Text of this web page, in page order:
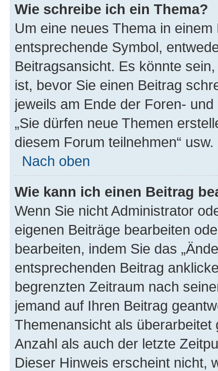
Wie schreibe ich ein Thema?
Um eine neues Thema in
entsprechende Symbol,
Beitragsansicht. Es könnte
ist, bevor Sie einen Beitrag
jeweils am Ende der Foren-
„Sie dürfen neue Themen
diesem Forum teilnehmen“ usw.
Nach oben
Wie kann ich einen Beitrag
Wenn Sie nicht Administrator
eigenen Beiträge bearbeiten
bearbeiten, indem Sie das
entsprechenden Beitrag
begrenzten Zeitraum nach
jemand auf Ihren Beitrag
Themenansicht als
Anzahl als auch der letzte
Dieser Hinweis erscheint nicht,